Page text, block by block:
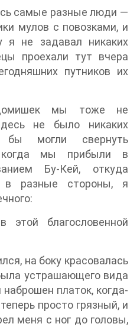
самые разные люди —
мулов с повозками, и
я не задавал никаких
проехали тут вчера
путников их
мы тоже не
не было никаких
бы могли свернуть
мы прибыли в
Бу-Кей, откуда
в разные стороны, я
благословенной
на боку красовалась
устрашающего вида
платок, когда-
просто грязный, и
меня с ног до головы,